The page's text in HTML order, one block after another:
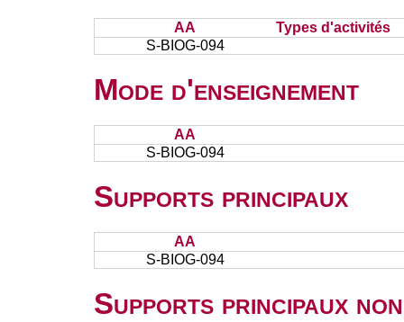
AA
Types d'activités
S-BIOG-094
Mode d'enseignement
AA
S-BIOG-094
Supports principaux
AA
S-BIOG-094
Supports principaux